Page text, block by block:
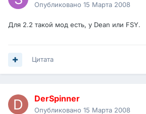
Опубликовано 15 Марта 2008
Для 2.2 такой мод есть, у Dean или FSY.
Цитата
DerSpinner
Опубликовано 15 Марта 2008